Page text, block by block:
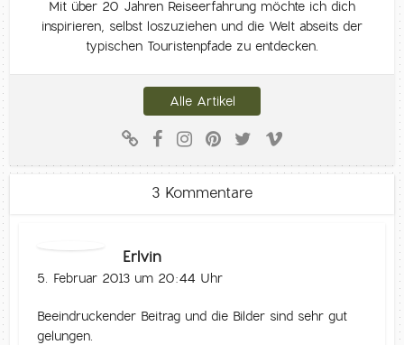
Mit über 20 Jahren Reiseerfahrung möchte ich dich
inspirieren, selbst loszuziehen und die Welt abseits der
typischen Touristenpfade zu entdecken.
Alle Artikel
3 Kommentare
Erlvin
5. Februar 2013 um 20:44 Uhr
Beeindruckender Beitrag und die Bilder sind sehr gut
gelungen.